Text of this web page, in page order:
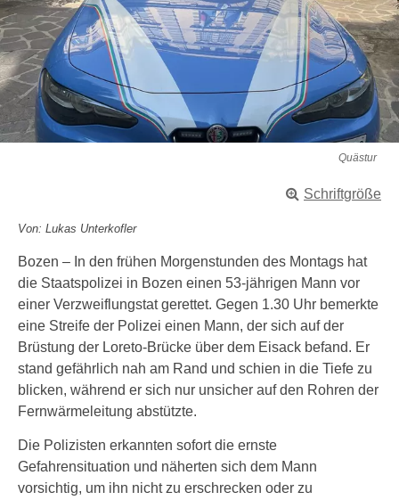
Quästur
Schriftgröße
Von: Lukas Unterkofler
Bozen – In den frühen Morgenstunden des Montags hat
die Staatspolizei in Bozen einen 53-jährigen Mann vor
einer Verzweiflungstat gerettet. Gegen 1.30 Uhr bemerkte
eine Streife der Polizei einen Mann, der sich auf der
Brüstung der Loreto-Brücke über dem Eisack befand. Er
stand gefährlich nah am Rand und schien in die Tiefe zu
blicken, während er sich nur unsicher auf den Rohren der
Fernwärmeleitung abstützte.
Die Polizisten erkannten sofort die ernste
Gefahrensituation und näherten sich dem Mann
vorsichtig, um ihn nicht zu erschrecken oder zu